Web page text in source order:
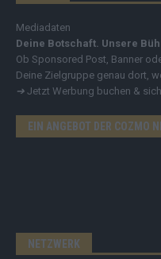
Mediadaten
Deine Botschaft. Unsere
Ob Sponsored Post, Banner
Deine Zielgruppe genau dort,
➔ Jetzt Werbung buchen &
EIN ANGEBOT DER COZMO
NETZWERK